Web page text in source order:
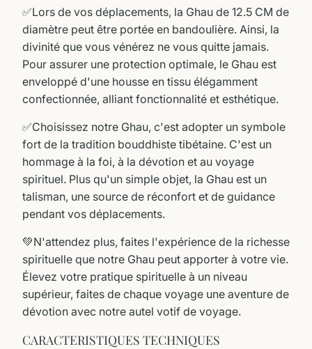
✅Lors de vos déplacements, la Ghau de 12.5 CM de
diamètre peut être portée en bandoulière. Ainsi, la
divinité que vous vénérez ne vous quitte jamais.
Pour assurer une protection optimale, le Ghau est
enveloppé d'une housse en tissu élégamment
confectionnée, alliant fonctionnalité et esthétique.
✅Choisissez notre Ghau, c'est adopter un symbole
fort de la tradition bouddhiste tibétaine. C'est un
hommage à la foi, à la dévotion et au voyage
spirituel. Plus qu'un simple objet, la Ghau est un
talisman, une source de réconfort et de guidance
pendant vos déplacements.
💚N'attendez plus, faites l'expérience de la richesse
spirituelle que notre Ghau peut apporter à votre vie.
Élevez votre pratique spirituelle à un niveau
supérieur, faites de chaque voyage une aventure de
dévotion avec notre autel votif de voyage.
CARACTERISTIQUES TECHNIQUES